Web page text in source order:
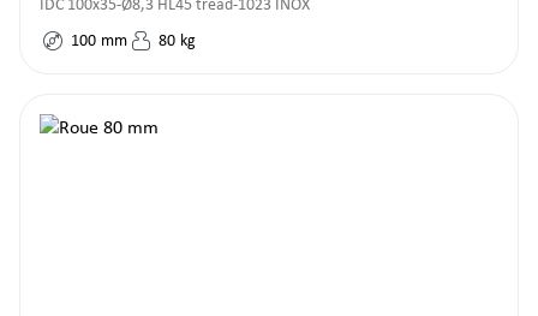
IDC 100x35-Ø8,3 HL45 tread-1023 INOX
100 mm 80 kg